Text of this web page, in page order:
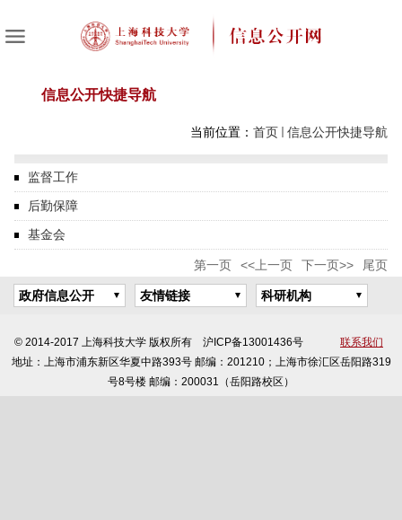
信息公开快捷导航
当前位置： 首页 信息公开快捷导航
监督工作
后勤保障
基金会
第一页 <<上一页 下一页>> 尾页
政府信息公开 友情链接 科研机构
© 2014-2017 上海科技大学 版权所有 沪ICP备13001436号
联系我们
地址：上海市浦东新区华夏中路393号 邮编：201210；上海市徐汇区岳阳路319
号8号楼 邮编：200031（岳阳路校区）